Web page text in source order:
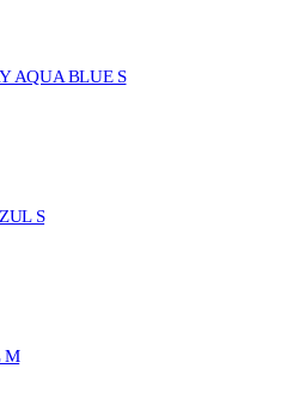
AQUA BLUE S
S
M